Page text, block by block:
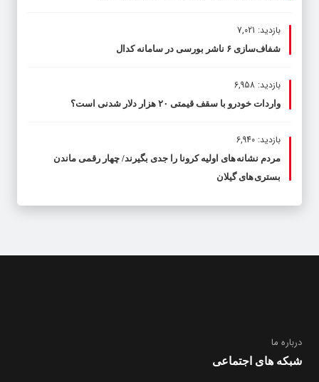
بازدید: 7,021
شفاف‌سازی ۶ ناشر بورسی در سامانه کدال
بازدید: 6,958
واردات خودرو با سقف قیمتی ۲۰ هزار دلار شدنی است؟
بازدید: 6,940
مردم نشانه های اولیه کرونا را جدی بگیرند/ چهار رقمی ماندن
بستری های گیلان
درباره ما
شبکه های اجتماعی